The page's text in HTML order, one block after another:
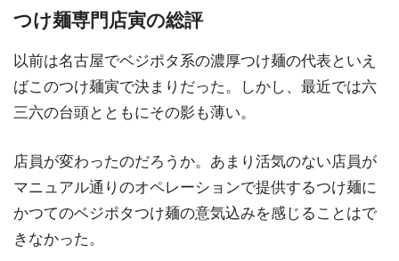
つけ麺専門店寅の総評
以前は名古屋でベジポタ系の濃厚つけ麺の代表といえ
ばこのつけ麺寅で決まりだった。しかし、最近では六
三六の台頭とともにその影も薄い。
店員が変わったのだろうか。あまり活気のない店員が
マニュアル通りのオペレーションで提供するつけ麺に
かつてのベジポタつけ麺の意気込みを感じることはで
きなかった。